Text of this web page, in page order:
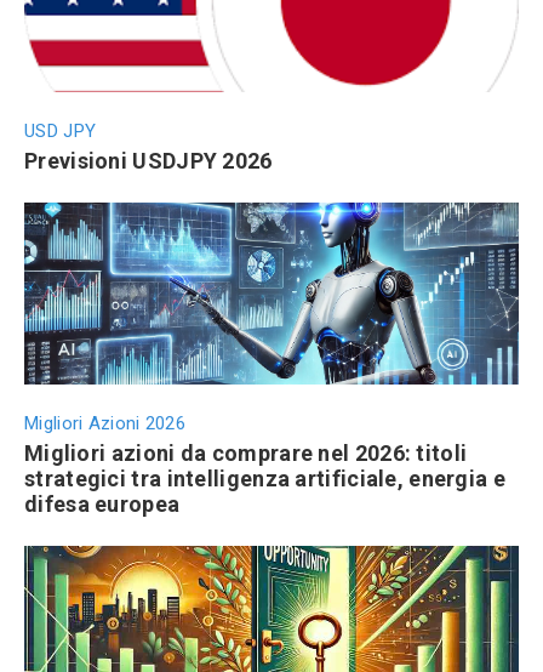
USD JPY
Previsioni USDJPY 2026
Migliori Azioni 2026
Migliori azioni da comprare nel 2026: titoli
strategici tra intelligenza artificiale, energia e
difesa europea